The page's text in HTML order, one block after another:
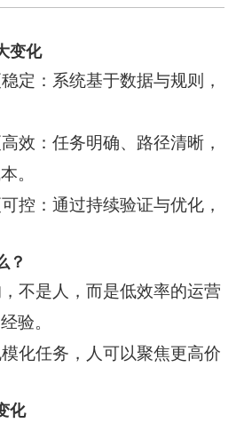
变化
定：系统基于数据与规则，
效：任务明确、路径清晰，
。
控：通过持续验证与优化，
？
不是人，而是低效率的运营
验。
化任务，人可以聚焦更高价
化